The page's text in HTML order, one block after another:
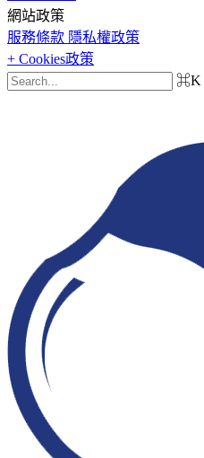
網站政策
服務條款 隱私權政策
+ Cookies政策
⌘K